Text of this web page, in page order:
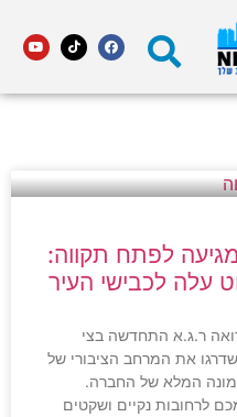
לפתח תקווה:
עלה לכבישי העיר
ר.ג.א התחדשה בצי
את המרחב הציבורי של
המלא של החברה.
לרחובות נקיים ושקטים